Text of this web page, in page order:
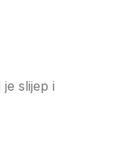
slijep i